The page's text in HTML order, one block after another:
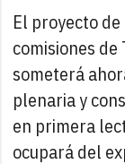
El proyecto
comisiones
someterá
plenaria y
en primera
ocupará del